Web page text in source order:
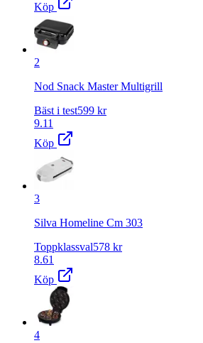
Köp
2
Nod Snack Master Multigrill
Bäst i test599 kr
9.11
Köp
3
Silva Homeline Cm 303
Toppklassval578 kr
8.61
Köp
4